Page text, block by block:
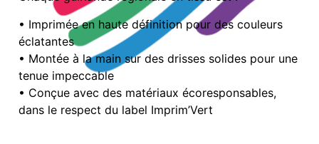
• Imprimée en haute définition pour des couleurs
éclatantes
• Montée à la main sur des drisses solides pour une
tenue impeccable
• Conçue avec des matériaux écoresponsables,
dans le respect du label Imprim’Vert